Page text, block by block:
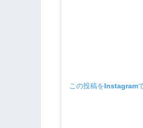
この投稿をInstagram